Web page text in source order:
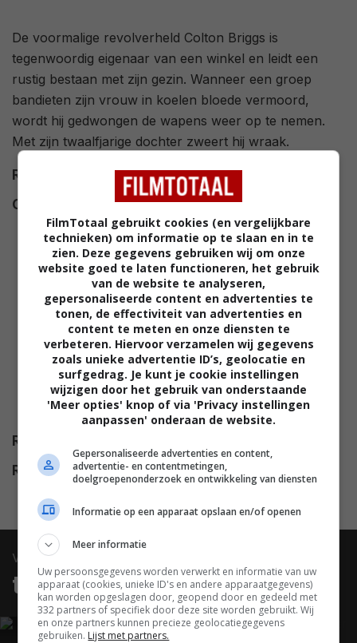
De voormalige revolverheld Colton Briggs is
tegenwoordig eigenaar van een winkel en leidt een
rustig bestaan met zijn gezin. Wanneer een groep
bandieten zijn vrouw in koelen bloede vermoord,
wordt hij gedwongen de wapens weer op te nemen.
Met zijn twaalfjarige dochter zweert hij wraak.
Regie Brett Donowho.
Cast
Clint Howard,Eddie Spears
Nick Searcy,Boyd Kestner,
Nicolas Cage ,Abraham
Benrubi,Craig Branham,Adam
Lazarre-White,Dean
Armstrong,Shiloh Fernandez
Skyler Stone,Kerry Knuppe
Brett Donowho,Ryan Kiera
Armstrong ,Noah Le Gros,Mezi
Atwood,Beau Linnell,Corby
Griesenbeck.
Release
Release DVD
23.05.2023
video
trailers & clips
FilmTotaal gebruikt cookies (en vergelijkbare
technieken) om informatie op te slaan en in te
zien. Deze gegevens gebruiken wij om onze
website goed te laten functioneren, het gebruik
van de website te analyseren,
gepersonaliseerde content en advertenties te
tonen, de effectiviteit van advertenties en
content te meten en onze diensten te
verbeteren. Hiervoor verzamelen wij gegevens
zoals unieke advertentie ID’s, geolocatie en
surfgedrag. Je kunt je cookie instellingen
wijzigen door het gebruik van onderstaande
'Meer opties' knop of via 'Privacy instellingen
aanpassen' onderaan de website.
Gepersonaliseerde advertenties en content,
advertentie- en contentmetingen,
doelgroepenonderzoek en ontwikkeling van diensten
Informatie op een apparaat opslaan en/of openen
Meer informatie
Uw persoonsgegevens worden verwerkt en informatie van uw
apparaat (cookies, unieke ID's en andere apparaatgegevens)
kan worden opgeslagen door, geopend door en gedeeld met
332 partners of specifiek door deze site worden gebruikt. Wij
en onze partners kunnen precieze geolocatiegegevens
gebruiken. Lijst met partners.